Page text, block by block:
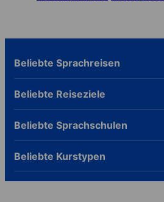
Beliebte Sprachreisen
Beliebte Reiseziele
Beliebte Sprachschulen
Beliebte Kurstypen